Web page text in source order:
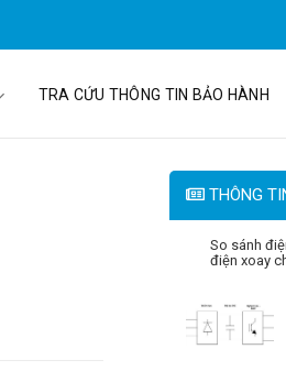
TRA CỨU THÔNG TIN BẢO HÀNH
THÔNG
So sánh
điện xoay